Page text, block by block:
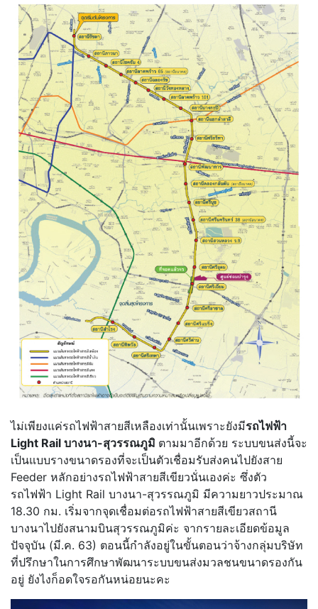
ไม่เพียงแค่รถไฟฟ้าสายสีเหลืองเท่านั้นเพราะยังมีรถไฟฟ้า
Light Rail บางนา-สุวรรณภูมิ ตามมาอีกด้วย ระบบขนส่งนี้จะ
เป็นแบบรางขนาดรองที่จะเป็นตัวเชื่อมรับส่งคนไปยังสาย
Feeder หลักอย่างรถไฟฟ้าสายสีเขียวนั่นเองค่ะ ซึ่งตัว
รถไฟฟ้า Light Rail บางนา-สุวรรณภูมิ มีความยาวประมาณ
18.30 กม. เริ่มจากจุดเชื่อมต่อรถไฟฟ้าสายสีเขียวสถานี
บางนาไปยังสนามบินสุวรรณภูมิค่ะ จากรายละเอียดข้อมูล
ปัจจุบัน (มี.ค. 63) ตอนนี้กำลังอยู่ในขั้นตอนว่าจ้างกลุ่มบริษัท
ที่ปรึกษาในการศึกษาพัฒนาระบบขนส่งมวลชนขนาดรองกัน
อยู่ ยังไงก็อดใจรอกันหน่อยนะคะ